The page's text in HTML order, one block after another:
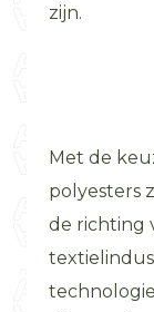
zijn.
Met de
polyesters
de richting